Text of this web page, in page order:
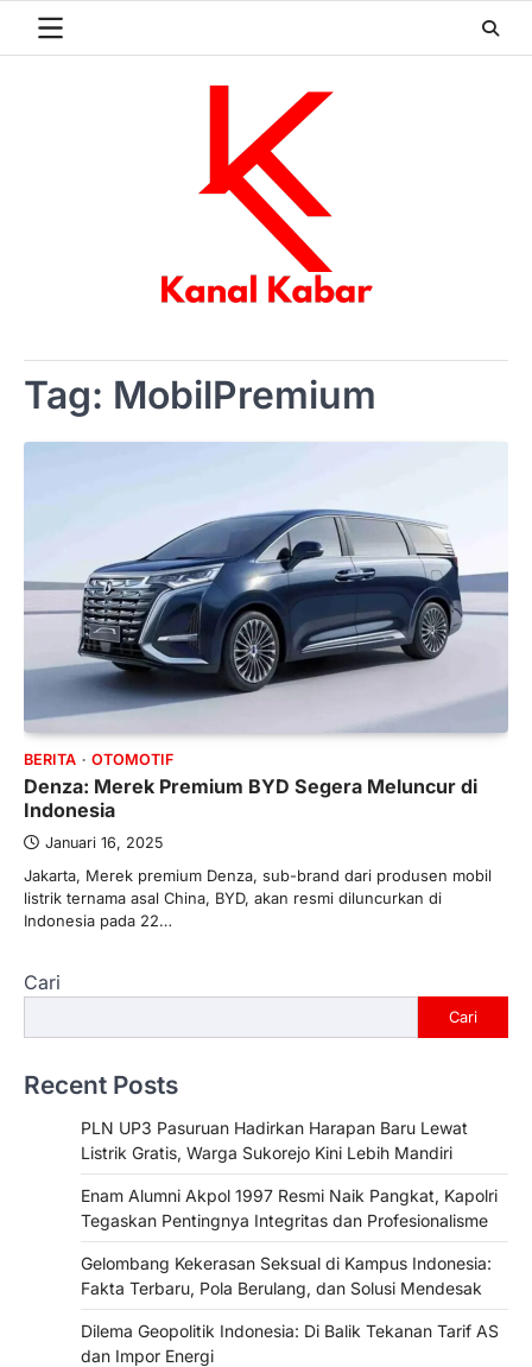
Tag: MobilPremium
BERITA OTOMOTIF
Denza: Merek Premium BYD Segera Meluncur di
Indonesia
Januari 16, 2025
Jakarta, Merek premium Denza, sub-brand dari produsen mobil
listrik ternama asal China, BYD, akan resmi diluncurkan di
Indonesia pada 22…
Cari
Cari
Recent Posts
PLN UP3 Pasuruan Hadirkan Harapan Baru Lewat
Listrik Gratis, Warga Sukorejo Kini Lebih Mandiri
Enam Alumni Akpol 1997 Resmi Naik Pangkat, Kapolri
Tegaskan Pentingnya Integritas dan Profesionalisme
Gelombang Kekerasan Seksual di Kampus Indonesia:
Fakta Terbaru, Pola Berulang, dan Solusi Mendesak
Dilema Geopolitik Indonesia: Di Balik Tekanan Tarif AS
dan Impor Energi